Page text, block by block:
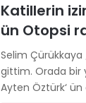
Katillerin
ün Otopsi
Selim
gittim. Orada bir
Ayten Öztürk‘